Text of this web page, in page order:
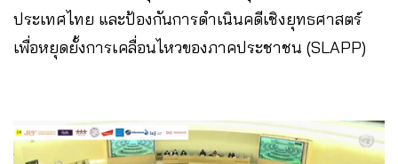
ประเทศไทย และป้องกันการดำเนินคดีเชิงยุทธศาสตร์
เพื่อหยุดยั้งการเคลื่อนไหวของภาคประชาชน (SLAPP)